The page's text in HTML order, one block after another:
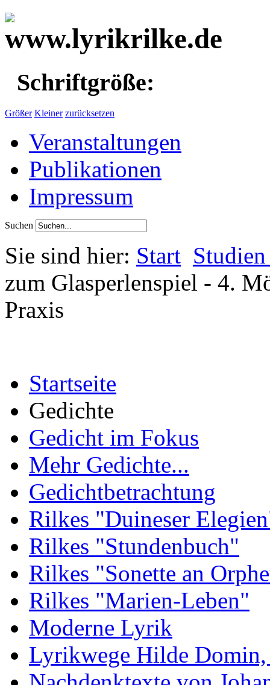
Schriftgröße:
Größer Kleiner zurücksetzen
Veranstaltungen
Publikationen
Impressum
Suchen
Sie sind hier: Start
zum Glasperlenspiel - 4.
Praxis
Startseite
Gedichte
Gedicht im Fokus
Mehr Gedichte...
Gedichtbetrachtung
Rilkes "Duineser
Rilkes "Stundenbuch"
Rilkes "Sonette an
Rilkes "Marien-Leben"
Moderne Lyrik
Lyrikwege Hilde